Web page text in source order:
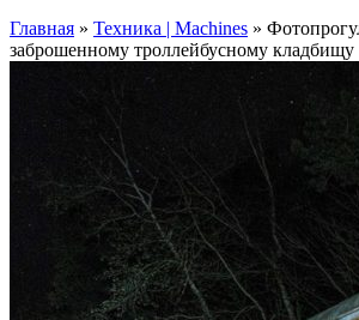
Главная » Техника | Machines »
заброшенному троллейбусному кладбищу